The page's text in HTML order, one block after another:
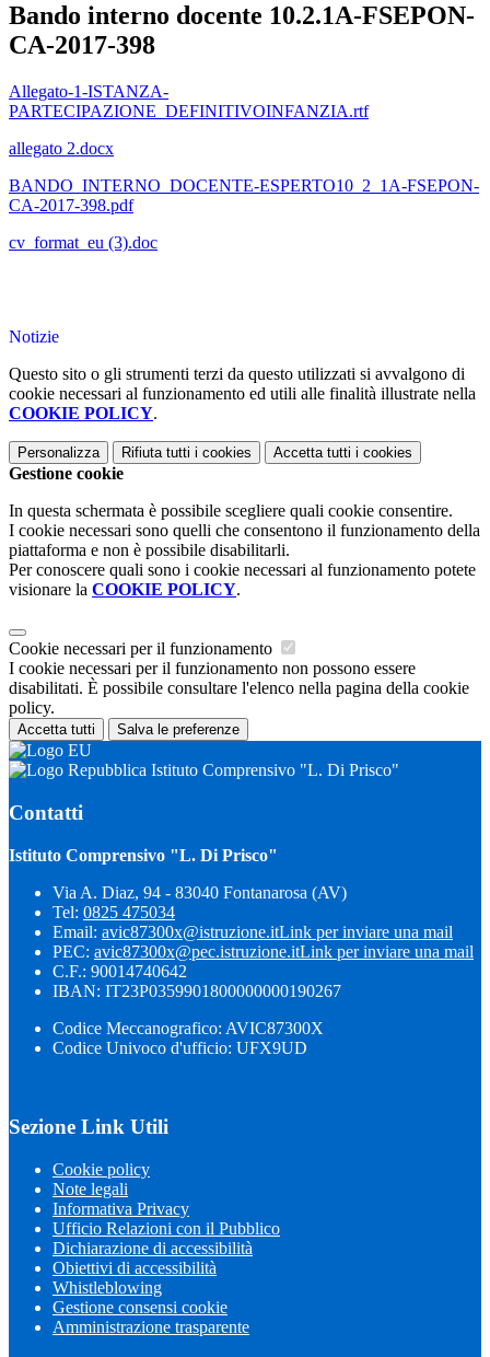
Bando interno docente 10.2.1A-FSEPON-
CA-2017-398
Allegato-1-ISTANZA-
PARTECIPAZIONE_DEFINITIVOINFANZIA.rtf
allegato 2.docx
BANDO_INTERNO_DOCENTE-ESPERTO10_2_1A-FSEPON-
CA-2017-398.pdf
cv_format_eu (3).doc
Notizie
Questo sito o gli strumenti terzi da questo utilizzati si avvalgono di
cookie necessari al funzionamento ed utili alle finalità illustrate nella
COOKIE POLICY.
Personalizza Rifiuta tutti i cookies Accetta tutti i cookies
Gestione cookie
In questa schermata è possibile scegliere quali cookie consentire.
I cookie necessari sono quelli che consentono il funzionamento della
piattaforma e non è possibile disabilitarli.
Per conoscere quali sono i cookie necessari al funzionamento potete
visionare la COOKIE POLICY.
Cookie necessari per il funzionamento
I cookie necessari per il funzionamento non possono essere
disabilitati. È possibile consultare l'elenco nella pagina della cookie
policy.
Accetta tutti Salva le preferenze
Istituto Comprensivo "L. Di Prisco"
Contatti
Istituto Comprensivo "L. Di Prisco"
Via A. Diaz, 94 - 83040 Fontanarosa (AV)
Tel: 0825 475034
Email: avic87300x@istruzione.itLink per inviare una mail
PEC: avic87300x@pec.istruzione.itLink per inviare una mail
C.F.: 90014740642
IBAN: IT23P0359901800000000190267
Codice Meccanografico: AVIC87300X
Codice Univoco d'ufficio: UFX9UD
Sezione Link Utili
Cookie policy
Note legali
Informativa Privacy
Ufficio Relazioni con il Pubblico
Dichiarazione di accessibilità
Obiettivi di accessibilità
Whistleblowing
Gestione consensi cookie
Amministrazione trasparente